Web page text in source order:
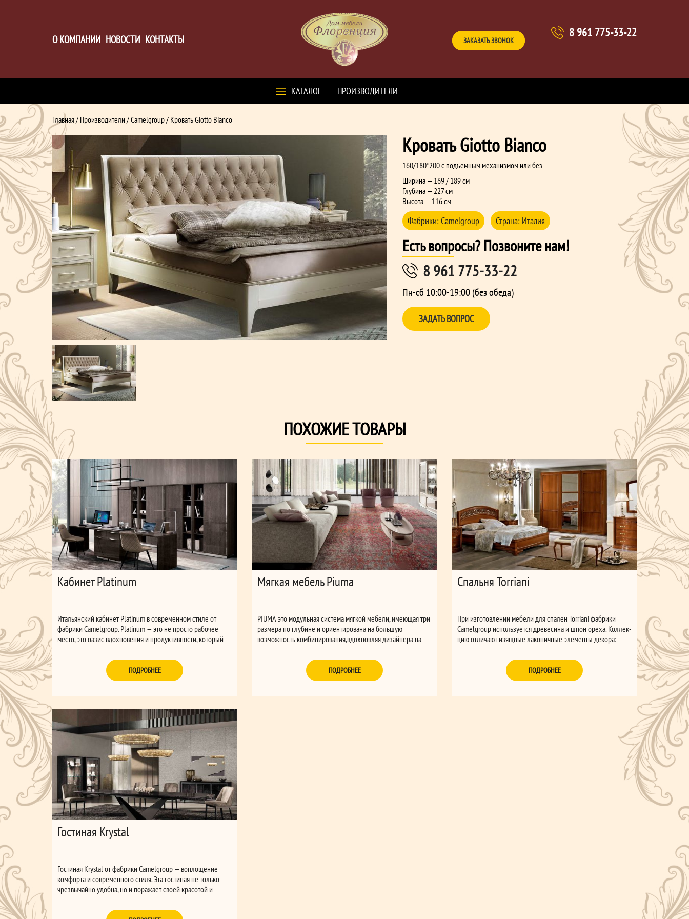
О КОМПАНИИ НОВОСТИ КОНТАКТЫ ЗАКАЗАТЬ ЗВОНОК
8 961 775-33-22
КАТАЛОГ ПРОИЗВОДИТЕЛИ
Главная/ Производители /Сamelgroup/ Кровать Giotto Bianco
Кровать Giotto Bianco
160/180*200 c подъемным механизмом или без
Ширина — 169 / 189 см
Глубина — 227 см
Высота — 116 см
Фабрики: Сamelgroup Страна: Италия
Есть вопросы? Позвоните нам!
8 961 775-33-22
Пн-сб 10:00-19:00 (без обеда)
ЗАДАТЬ ВОПРОС
ПОХОЖИЕ ТОВАРЫ
Кабинет Platinum
Итальянский кабинет Platinum в современном стиле от
фабрики Camelgroup. Platinum — это не просто рабочее
место, это оазис вдохновения и продуктивности, который
ПОДРОБНЕЕ
Мягкая мебель Piuma
PIUMA это модульная система мягкой мебели, имеющая три
размера по глубине и ориентирована на большую
возможность комбинирования,вдохновляя дизайнера на
решений. Сочетание разных по глубине
элементовпозволяет удовлетворить запросы в комфорте
людей разного телосложения. Это уже не простой диван, а
ПОДРОБНЕЕ
Спальня Torriani
При изготовлении мебели для спален Torriani фабрики
Camelgroup исполь­зуется древе­сина и шпон ореха. Коллек­
цию отли­чают изящ­ные лако­ничные эле­менты декора:
ностях панелей. Кро­вати имеют художественно перфори­
рованные спинки из натураль­ного дерева.
ПОДРОБНЕЕ
Гостиная Krystal
Гостиная Krystal от фабрики Camelgroup — воплощение
комфорта и современного стиля. Эта гостиная не только
чрезвычайно удобна, но и поражает своей красотой и
привнося в него нотки изысканности и современного шика.